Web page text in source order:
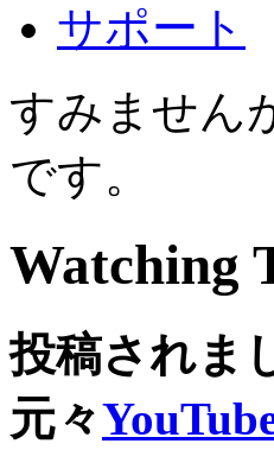
サポート
すみません
です。
Watching
投稿されま
元々